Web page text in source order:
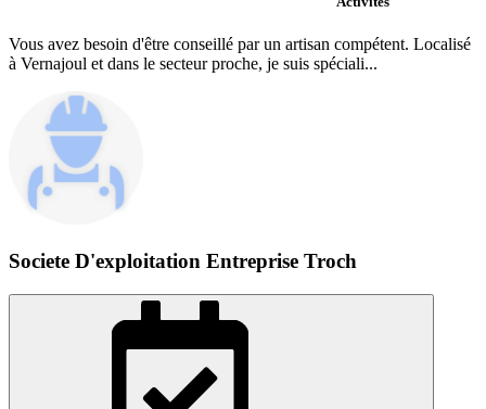
Vous avez besoin d'être conseillé par un artisan compétent. Localisé
à Vernajoul et dans le secteur proche, je suis spéciali...
Societe D'exploitation Entreprise Troch